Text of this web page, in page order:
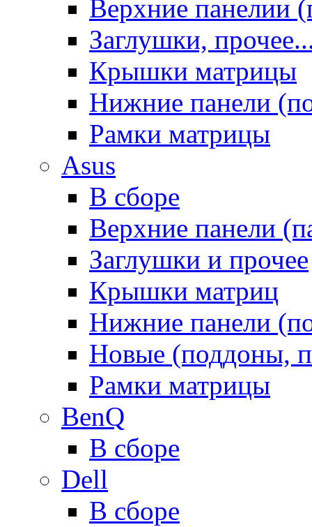
Верхние панелии
Заглушки,
Крышки матрицы
Нижние панели
Рамки матрицы
Asus
В сборе
Верхние панели
Заглушки и прочее
Крышки матриц
Нижние панели
Новые (поддоны,
Рамки матрицы
BenQ
В сборе
Dell
В сборе